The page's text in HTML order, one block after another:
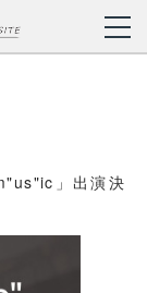
」出演決